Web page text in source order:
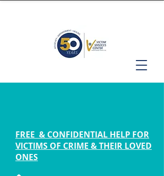
FREE & CONFIDENTIAL HELP FOR
VICTIMS OF CRIME & THEIR LOVED
ONES